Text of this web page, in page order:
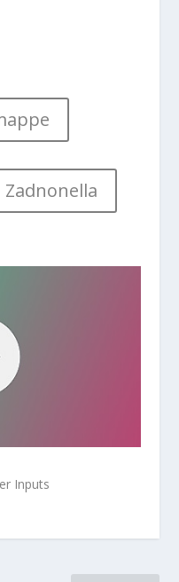
Inputs